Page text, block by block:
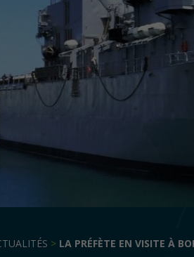
> LA PRÉFÈTE EN VISITE À